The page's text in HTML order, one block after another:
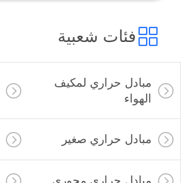
فئات شعبية
مبادل حراري لمكيف
الهواء
مبادل حراري صغير